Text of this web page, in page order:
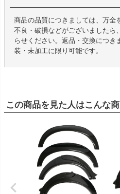
商品の品質につきましては、万全
不良・破損などがございましたら
らせください。返品・交換につき
装・未加工に限り可能です。
この商品を見た人はこんな